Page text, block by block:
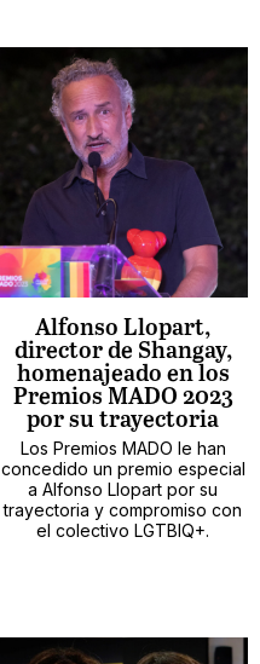
Alfonso Llopart,
director de Shangay,
homenajeado en los
Premios MADO 2023
por su trayectoria
Los Premios MADO le han
concedido un premio especial
a Alfonso Llopart por su
trayectoria y compromiso con
el colectivo LGTBIQ+.